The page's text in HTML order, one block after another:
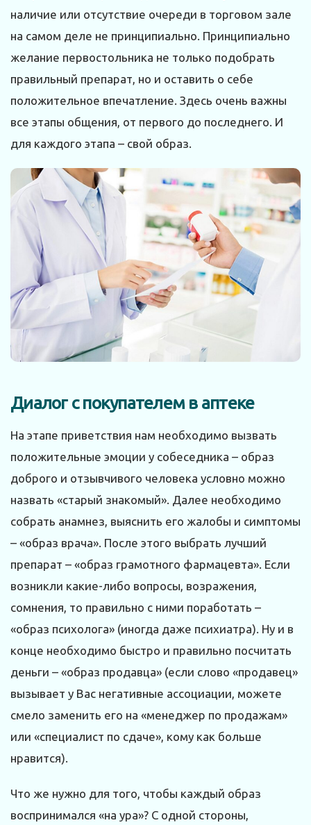
наличие или отсутствие очереди в торговом зале
на самом деле не принципиально. Принципиально
желание первостольника не только подобрать
правильный препарат, но и оставить о себе
положительное впечатление. Здесь очень важны
все этапы общения, от первого до последнего. И
для каждого этапа – свой образ.
Диалог с покупателем в аптеке
На этапе приветствия нам необходимо вызвать
положительные эмоции у собеседника – образ
доброго и отзывчивого человека условно можно
назвать «старый знакомый». Далее необходимо
собрать анамнез, выяснить его жалобы и симптомы
– «образ врача». После этого выбрать лучший
препарат – «образ грамотного фармацевта». Если
возникли какие-либо вопросы, возражения,
сомнения, то правильно с ними поработать –
«образ психолога» (иногда даже психиатра). Ну и в
конце необходимо быстро и правильно посчитать
деньги – «образ продавца» (если слово «продавец»
вызывает у Вас негативные ассоциации, можете
смело заменить его на «менеджер по продажам»
или «специалист по сдаче», кому как больше
нравится).
Что же нужно для того, чтобы каждый образ
воспринимался «на ура»? С одной стороны,